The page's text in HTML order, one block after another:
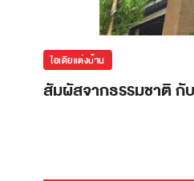
ไอเดียแต่งบ้าน
สัมผัสจากธรรมชาติ กั